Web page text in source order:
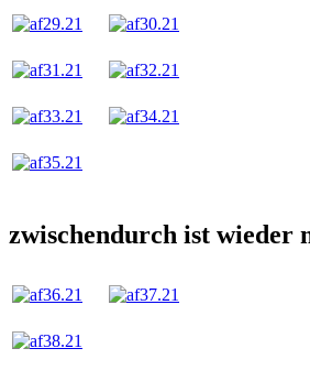
zwischendurch ist wieder